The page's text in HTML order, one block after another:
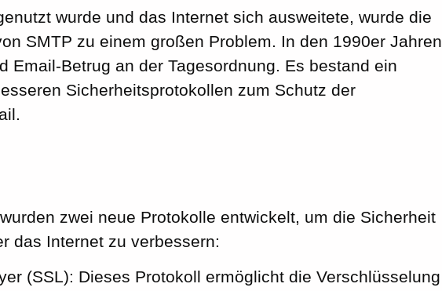
wurde und das Internet sich ausweitete, wurde die
SMTP zu einem großen Problem. In den 1990er Jahren
Email-Betrug an der Tagesordnung. Es bestand ein
Sicherheitsprotokollen zum Schutz der
zwei neue Protokolle entwickelt, um die Sicherheit
das Internet zu verbessern:
(SSL): Dieses Protokoll ermöglicht die Verschlüsselung